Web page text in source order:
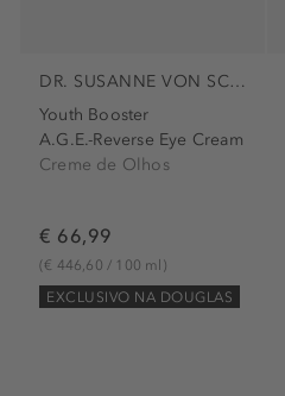
DR. SUSANNE VON SCHMIEDEBERG
Youth Booster
A.G.E.-Reverse Eye Cream
Creme de Olhos
€ 66,99
(€ 446,60 / 100 ml)
EXCLUSIVO NA DOUGLAS